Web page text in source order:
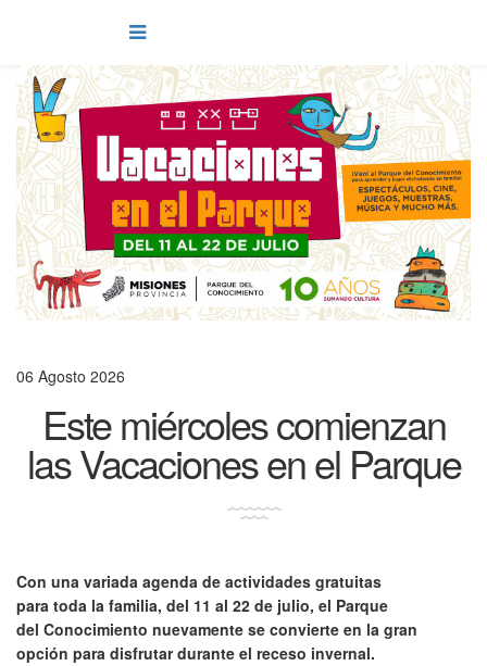
06 Agosto 2026
Este miércoles comienzan
las Vacaciones en el Parque
Con una variada agenda de actividades gratuitas
para toda la familia, del 11 al 22 de julio, el Parque
del Conocimiento nuevamente se convierte en la gran
opción para disfrutar durante el receso invernal.